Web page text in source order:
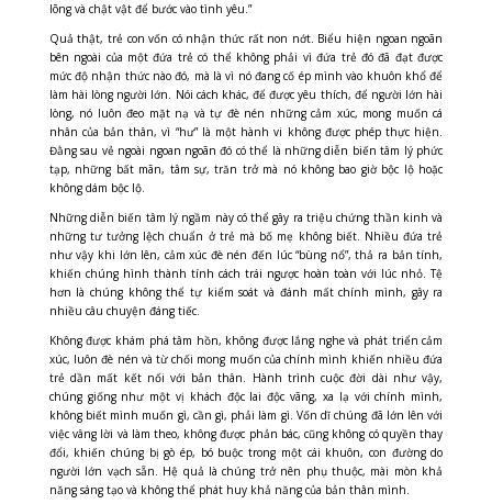
lõng và chật vật để bước vào tình yêu.”
Quả thật, trẻ con vốn có nhận thức rất non nớt. Biểu hiện ngoan ngoãn
bên ngoài của một đứa trẻ có thể không phải vì đứa trẻ đó đã đạt được
mức độ nhận thức nào đó, mà là vì nó đang cố ép mình vào khuôn khổ để
làm hài lòng người lớn. Nói cách khác, để được yêu thích, để người lớn hài
lòng, nó luôn đeo mặt nạ và tự đè nén những cảm xúc, mong muốn cá
nhân của bản thân, vì “hư” là một hành vi không được phép thực hiện.
Đằng sau vẻ ngoài ngoan ngoãn đó có thể là những diễn biến tâm lý phức
tạp, những bất mãn, tâm sự, trăn trở mà nó không bao giờ bộc lộ hoặc
không dám bộc lộ.
Những diễn biến tâm lý ngầm này có thể gây ra triệu chứng thần kinh và
những tư tưởng lệch chuẩn ở trẻ mà bố mẹ không biết. Nhiều đứa trẻ
như vậy khi lớn lên, cảm xúc đè nén đến lúc “bùng nổ”, thả ra bản tính,
khiến chúng hình thành tính cách trái ngược hoàn toàn với lúc nhỏ. Tệ
hơn là chúng không thể tự kiểm soát và đánh mất chính mình, gây ra
nhiều câu chuyện đáng tiếc.
Không được khám phá tâm hồn, không được lắng nghe và phát triển cảm
xúc, luôn đè nén và từ chối mong muốn của chính mình khiến nhiều đứa
trẻ dần mất kết nối với bản thân. Hành trình cuộc đời dài như vậy,
chúng giống như một vị khách độc lai độc vãng, xa lạ với chính mình,
không biết mình muốn gì, cần gì, phải làm gì. Vốn dĩ chúng đã lớn lên với
việc vâng lời và làm theo, không được phản bác, cũng không có quyền thay
đổi, khiến chúng bị gò ép, bó buộc trong một cái khuôn, con đường do
người lớn vạch sẵn. Hệ quả là chúng trở nên phụ thuộc, mài mòn khả
năng sáng tạo và không thể phát huy khả năng của bản thân mình.